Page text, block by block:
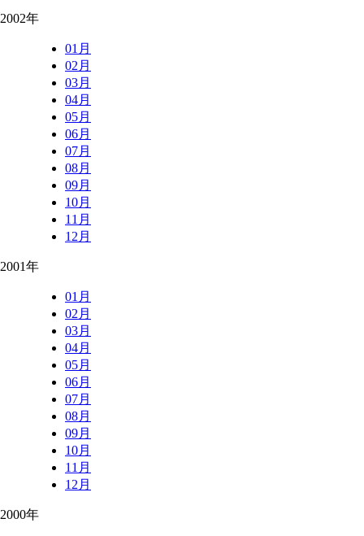
2002年
01月
02月
03月
04月
05月
06月
07月
08月
09月
10月
11月
12月
2001年
01月
02月
03月
04月
05月
06月
07月
08月
09月
10月
11月
12月
2000年